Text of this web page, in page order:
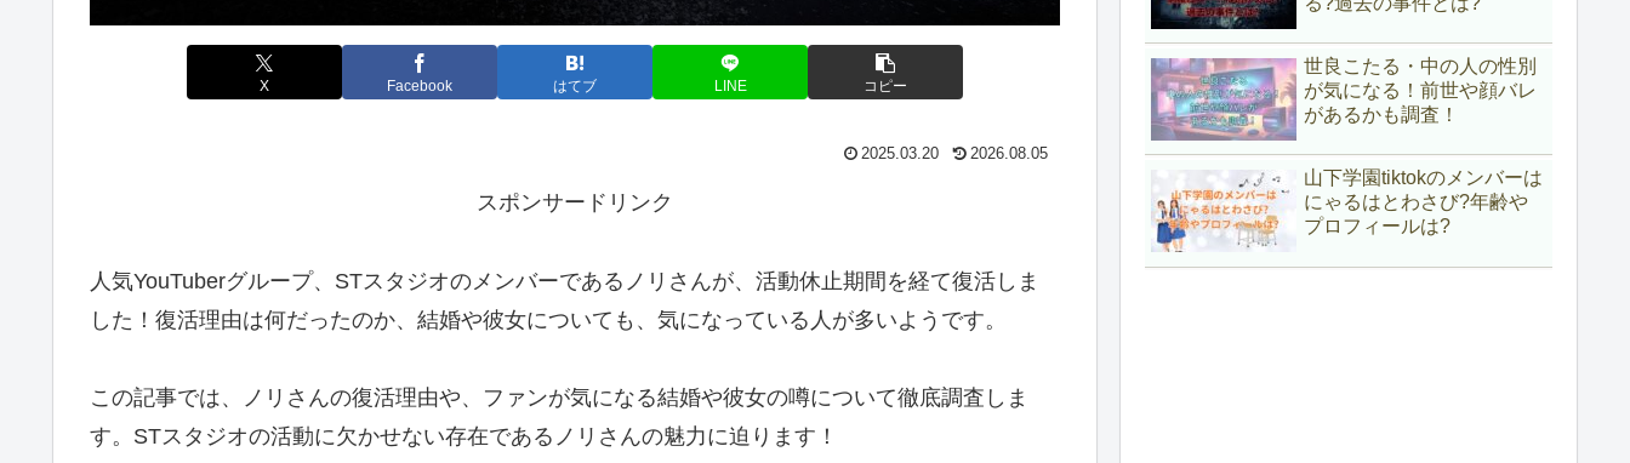
X Facebook はてブ LINE コピー
2025.03.20 2026.08.05
スポンサードリンク
人気YouTuberグループ、STスタジオのメンバーであるノリさんが、活動休止期間を経て復活しま
した！復活理由は何だったのか、結婚や彼女についても、気になっている人が多いようです。
この記事では、ノリさんの復活理由や、ファンが気になる結婚や彼女の噂について徹底調査しま
す。STスタジオの活動に欠かせない存在であるノリさんの魅力に迫ります！
世良こたる・中の人の性別
が気になる！前世や顔バレ
があるかも調査！
山下学園tiktokのメンバーは
にゃるはとわさび?年齢や
プロフィールは?